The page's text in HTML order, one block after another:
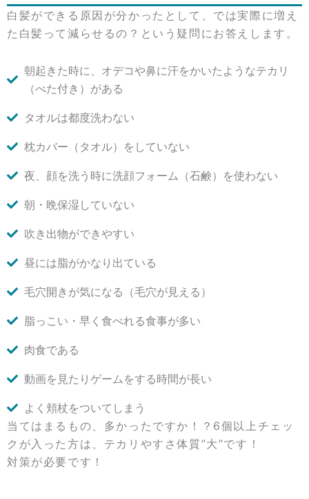
白髪ができる原因が分かったとして、では実際に増え
た白髪って減らせるの？という疑問にお答えします。
朝起きた時に、オデコや鼻に汗をかいたようなテカリ
（べた付き）がある
タオルは都度洗わない
枕カバー（タオル）をしていない
夜、顔を洗う時に洗顔フォーム（石鹸）を使わない
朝・晩保湿していない
吹き出物ができやすい
昼には脂がかなり出ている
毛穴開きが気になる（毛穴が見える）
脂っこい・早く食べれる食事が多い
肉食である
動画を見たりゲームをする時間が長い
よく頬杖をついてしまう
当てはまるもの、多かったですか！？6個以上チェッ
クが入った方は、テカリやすさ体質”大”です！
対策が必要です！